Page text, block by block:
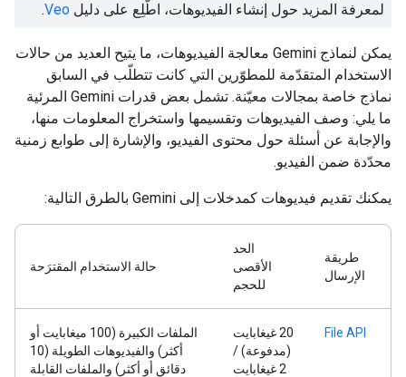
لمعرفة المزيد حول إنشاء الفيديوهات، اطّلِع على دليل Veo
.
يمكن لنماذج Gemini معالجة الفيديوهات، ما يتيح العديد من حالات
الاستخدام المتقدّمة للمطوّرين التي كانت تتطلّب في السابق
نماذج خاصة بمجالات معيّنة. تشمل بعض قدرات Gemini المرئية
ما يلي: وصف الفيديوهات وتقسيمها واستخراج المعلومات منها،
والإجابة عن أسئلة حول محتوى الفيديو، والإشارة إلى طوابع زمنية
محدّدة ضمن الفيديو.
يمكنك تقديم فيديوهات كمدخلات إلى Gemini بالطرق التالية:
طريقة
الإرسال
الحد
الأقصى
للحجم
حالة الاستخدام المقترَحة
File API
‫20 غيغابايت
(مدفوعة) /
2 غيغابايت
الملفات الكبيرة (100 ميغابايت أو
أكثر) والفيديوهات الطويلة (10
دقائق أو أكثر) والملفات القابلة